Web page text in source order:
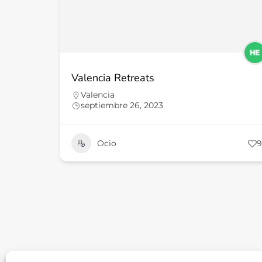
Valencia Retreats
Valencia
septiembre 26, 2023
Ocio